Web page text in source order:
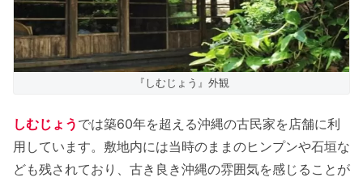
『しむじょう』外観
しむじょう では築60年を超える沖縄の古民家を店舗に利
用しています。敷地内には当時のままのヒンプンや石垣な
ども残されており、古き良き沖縄の雰囲気を感じることが